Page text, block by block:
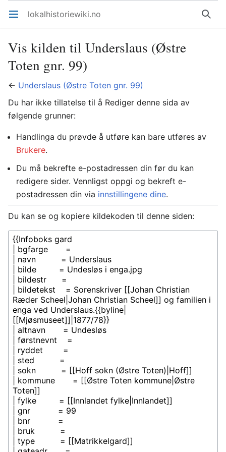
Åpne hovedmenyen lokalhistoriewiki.no Søk
Vis kilden til Underslaus (Østre
Toten gnr. 99)
← Underslaus (Østre Toten gnr. 99)
Du har ikke tillatelse til å Rediger denne sida av
følgende grunner:
Handlinga du prøvde å utføre kan bare utføres av
Brukere.
Du må bekrefte e-postadressen din før du kan
redigere sider. Vennligst oppgi og bekreft e-
postadressen din via innstillingene dine.
Du kan se og kopiere kildekoden til denne siden: